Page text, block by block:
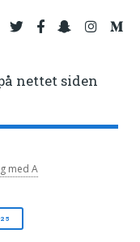
nettet siden
med A